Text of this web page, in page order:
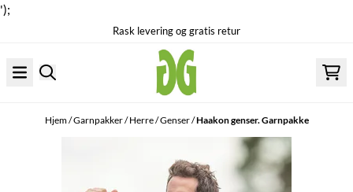
');
Rask levering og gratis retur
Hjem/Garnpakker/Herre/Genser/Haakon genser. Garnpakke